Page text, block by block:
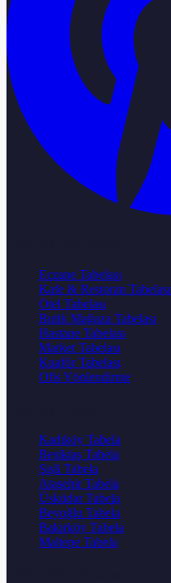
Eczane Tabelası
Kafe & Restoran Tabelası
Otel Tabelası
Butik Mağaza Tabelası
Hastane Tabelası
Market Tabelası
Kuaför Tabelası
Ofis Yönlendirme
Kadıköy Tabela
Beşiktaş Tabela
Şişli Tabela
Ataşehir Tabela
Üsküdar Tabela
Beyoğlu Tabela
Bakırköy Tabela
Maltepe Tabela